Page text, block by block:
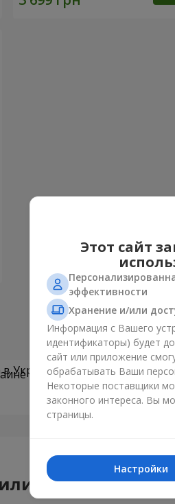
в Украине
Лучший
2026
Этот сайт
эффективности
Хранение и/или
Информация с Вашего
идентификаторы) будет
сайт или приложение
обрабатывать Ваши
Некоторые поставщики
законного интереса. Вы
страницы.
Настройки